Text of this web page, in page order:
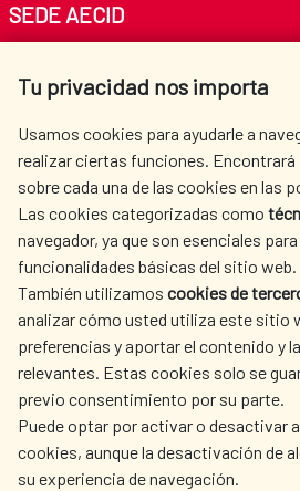
Tu privacidad nos importa
Usamos cookies para ayudarle a
realizar ciertas funciones.
sobre cada una de las cookies en las
Las cookies categorizadas como
navegador, ya que son esenciales
funcionalidades básicas del sitio web.
También utilizamos cookies de
analizar cómo usted utiliza este sitio
preferencias y aportar el contenido y
relevantes. Estas cookies solo se
previo consentimiento por su parte.
Puede optar por activar o desactivar
cookies, aunque la desactivación de
su experiencia de navegación.
SEDE AECID
Tel. +34 900 20 30 54​​​​​​​
AECID
L'ACTION HUMANITAIRE
ESPAGNOLE
CULTURE ET SCIENCE
NOS RÉSEAUX SOCIAUX